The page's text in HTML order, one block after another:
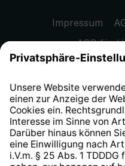
Impressum
AGB für